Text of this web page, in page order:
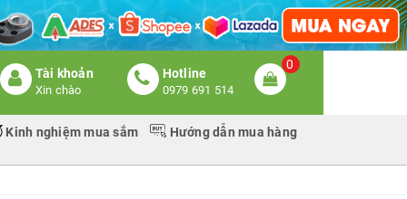
Tài khoản
Xin chào
Hotline
0979 691 514
0
Kinh nghiệm mua sắm Hướng dẫn mua hàng